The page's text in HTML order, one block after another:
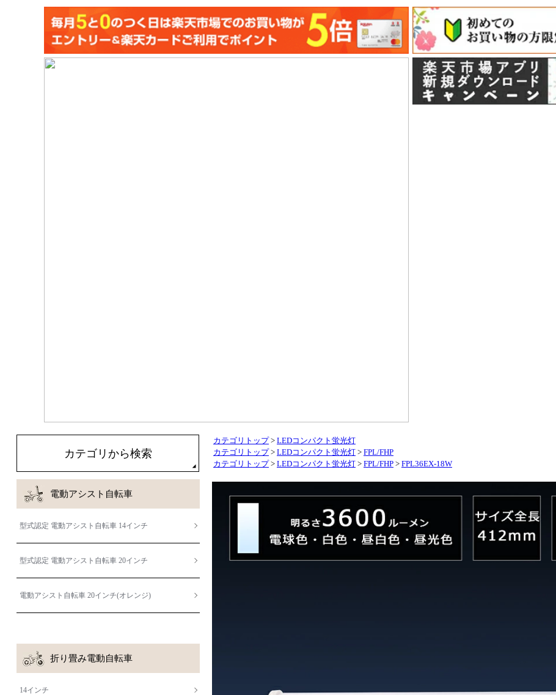
カテゴリから検索
電動アシスト自転車
型式認定 電動アシスト自転車 14インチ
型式認定 電動アシスト自転車 20インチ
電動アシスト自転車 20インチ(オレンジ)
折り畳み電動自転車
14インチ
カテゴリトップ > LEDコンパクト蛍光灯
カテゴリトップ > LEDコンパクト蛍光灯 > FPL/FHP
カテゴリトップ > LEDコンパクト蛍光灯 > FPL/FHP > FPL36EX-18W